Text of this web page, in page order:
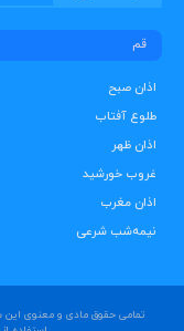
اذان صبح
طلوع آفتاب
اذان ظهر
غروب خورشید
اذان مغرب
نیمه‌شب شرعی
تمامی حقوق مادی و معنوی این